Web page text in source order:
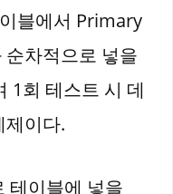
블에서 Primary
순차적으로 넣을
1회 테스트 시 데
제이다.
테이블에 넣을